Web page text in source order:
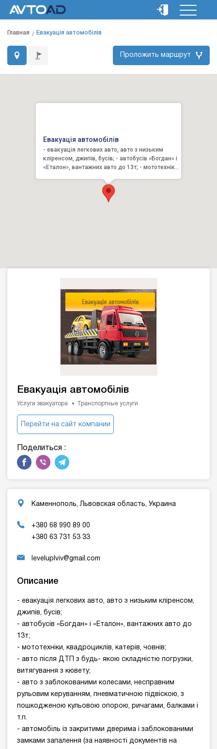
Главная Евакуація автомобілів
Проложить маршрут
Евакуація автомобілів
- евакуація легкових авто, авто з низьким
кліренсом, джипів, бусів; - автобусів «Богдан» і
«Еталон», вантажних авто до 13т; - мототехніки,
Евакуація автомобілів
Услуги эвакуатора Транспортные услуги
Перейти на сайт компании
Поделиться :
Каменнополь, Львовская область, Украина
+380 68 990 89 00
+380 63 731 53 33
leveluplviv@gmail.com
Описание
- евакуація легкових авто, авто з низьким кліренсом,
джипів, бусів;
- автобусів «Богдан» і «Еталон», вантажних авто до
13т;
- мототехніки, квадроциклів, катерів, човнів;
- авто після ДТП з будь- якою складністю погрузки,
витягування з кювету;
- авто з заблокованими колесами, несправним
рульовим керуванням, пневматичною підвіскою, з
пошкодженою кульовою опорою, ричагами, балками і
т.п.
- автомобіль із закритими дверима і заблокованими
замками запалення (за наявності документів на